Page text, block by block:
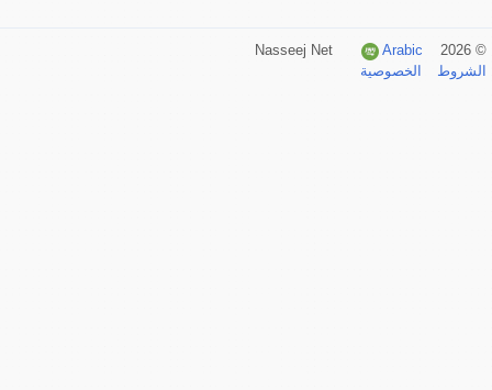
© 2026 Nasseej Net
Arabic
الشروط
الخصوصية